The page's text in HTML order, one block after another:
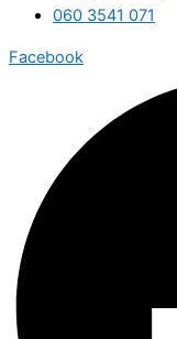
060 3541 071
Facebook